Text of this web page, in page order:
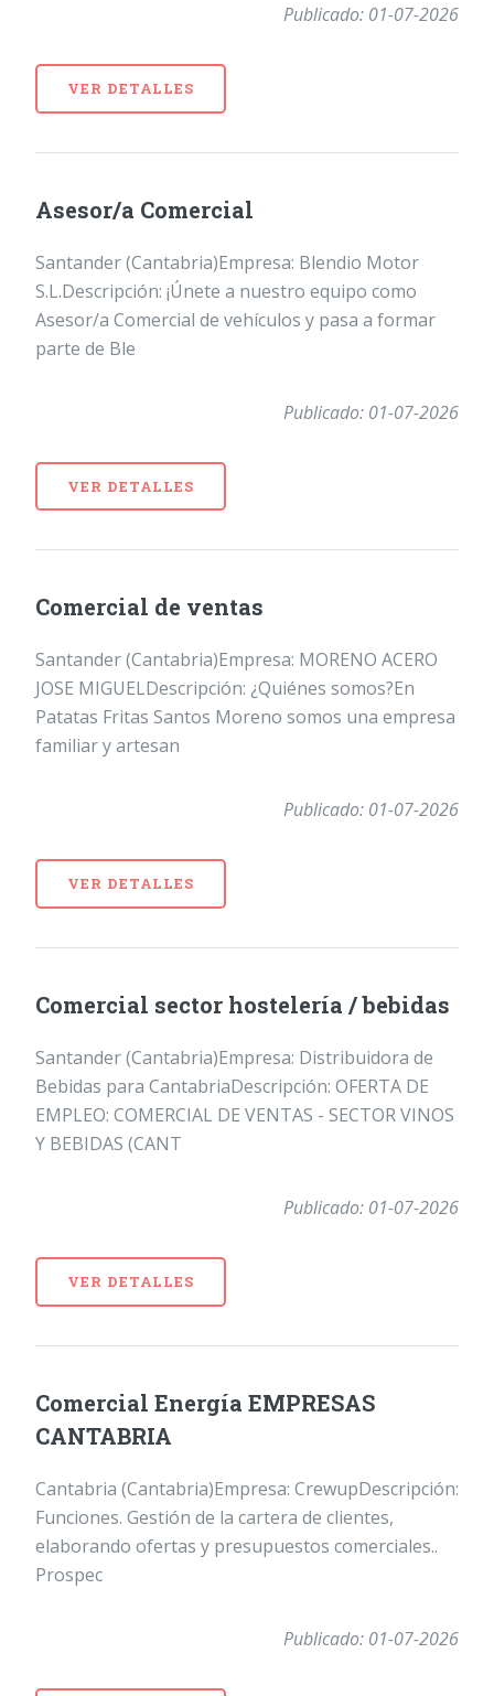
Publicado: 01-07-2026
VER DETALLES
Asesor/a Comercial
Santander (Cantabria)Empresa: Blendio Motor
S.L.Descripción: ¡Únete a nuestro equipo como
Asesor/a Comercial de vehículos y pasa a formar
parte de Ble
Publicado: 01-07-2026
VER DETALLES
Comercial de ventas
Santander (Cantabria)Empresa: MORENO ACERO
JOSE MIGUELDescripción: ¿Quiénes somos?En
Patatas Fritas Santos Moreno somos una empresa
familiar y artesan
Publicado: 01-07-2026
VER DETALLES
Comercial sector hostelería / bebidas
Santander (Cantabria)Empresa: Distribuidora de
Bebidas para CantabriaDescripción: OFERTA DE
EMPLEO: COMERCIAL DE VENTAS - SECTOR VINOS
Y BEBIDAS (CANT
Publicado: 01-07-2026
VER DETALLES
Comercial Energía EMPRESAS
CANTABRIA
Cantabria (Cantabria)Empresa: CrewupDescripción:
Funciones. Gestión de la cartera de clientes,
elaborando ofertas y presupuestos comerciales..
Prospec
Publicado: 01-07-2026